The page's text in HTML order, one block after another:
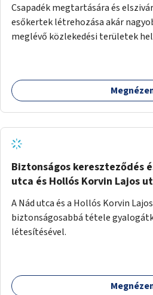
Csapadék megtartására és
esőkertek létrehozása akár
meglévő közlekedési területek
Biztonságos kereszteződés
utca és Hollós Korvin Lajos
A Nád utca és a Hollós Korvin
biztonságosabbá tétele
létesítésével.